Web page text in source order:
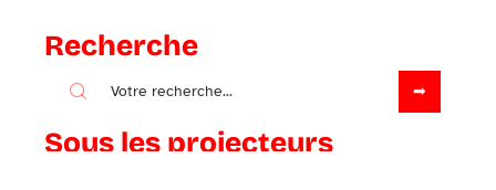
Recherche
Sous les projecteurs